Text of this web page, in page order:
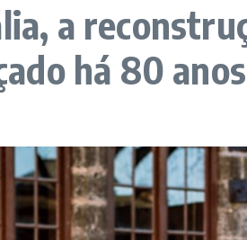
a
há 80 anos